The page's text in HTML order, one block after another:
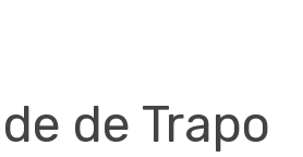
de Trapo